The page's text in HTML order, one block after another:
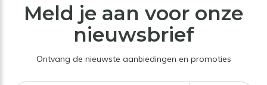
Meld je aan voor onze
nieuwsbrief
Ontvang de nieuwste aanbiedingen en promoties